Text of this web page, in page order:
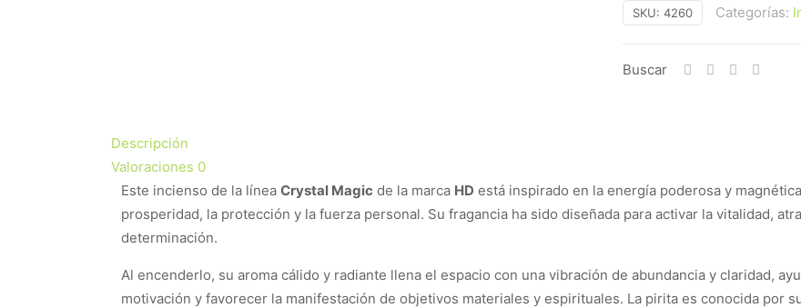
SKU: 4260 Categorías:
Buscar
Descripción
Valoraciones 0
Este incienso de la línea Crystal Magic de la marca HD está inspirado en la energía poderosa y
prosperidad, la protección y la fuerza personal. Su fragancia ha sido diseñada para activar la vitalidad,
determinación.
Al encenderlo, su aroma cálido y radiante llena el espacio con una vibración de abundancia y claridad,
motivación y favorecer la manifestación de objetivos materiales y espirituales. La pirita es conocida por